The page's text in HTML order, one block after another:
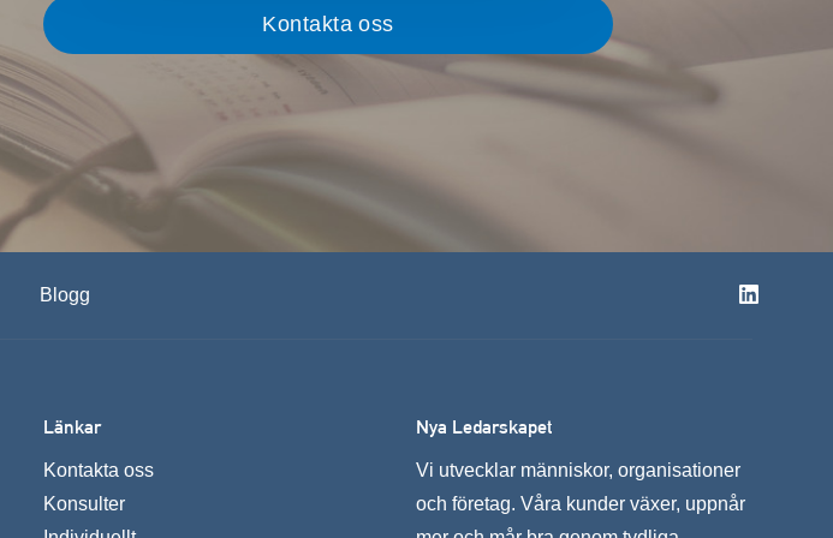
Blogg
Länkar
Kontakta oss
Konsulter
Nya Ledarskapet
Vi utvecklar människor, organisationer
och företag. Våra kunder växer, uppnår